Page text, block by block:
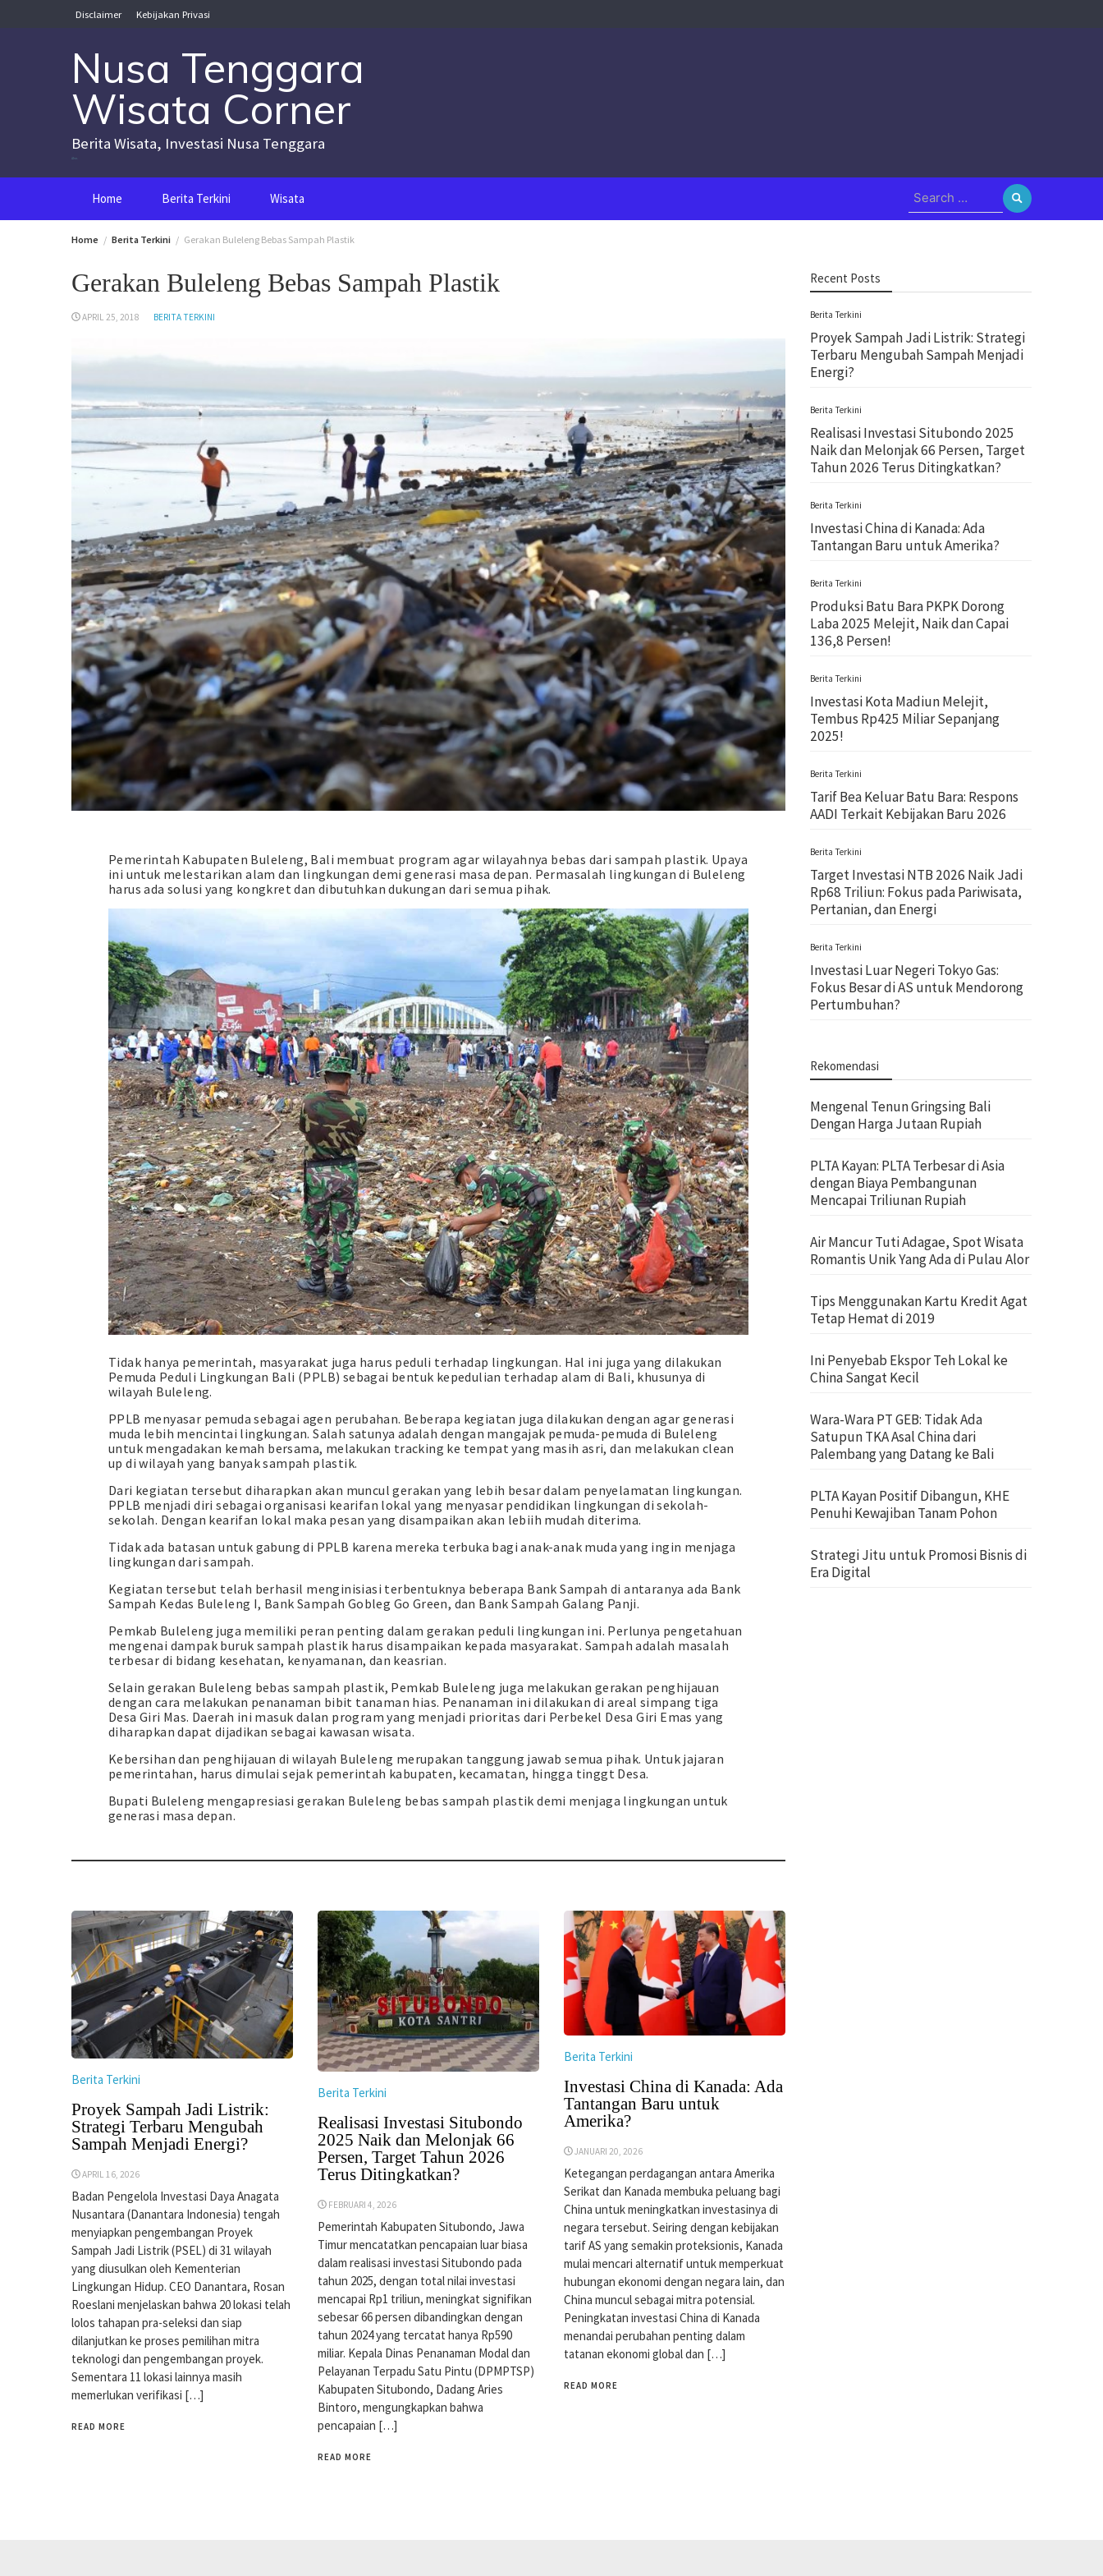
Disclaimer Kebijakan Privasi
Nusa Tenggara
Wisata Corner
Berita Wisata, Investasi Nusa Tenggara
Home Berita Terkini Wisata
Search
for:
Home Berita Terkini Gerakan Buleleng Bebas Sampah Plastik
Gerakan Buleleng Bebas Sampah Plastik
APRIL 25, 2018 BERITA TERKINI
Pemerintah Kabupaten Buleleng, Bali membuat program agar wilayahnya bebas dari sampah plastik. Upaya
ini untuk melestarikan alam dan lingkungan demi generasi masa depan. Permasalah lingkungan di Buleleng
harus ada solusi yang kongkret dan dibutuhkan dukungan dari semua pihak.
Tidak hanya pemerintah, masyarakat juga harus peduli terhadap lingkungan. Hal ini juga yang dilakukan
Pemuda Peduli Lingkungan Bali (PPLB) sebagai bentuk kepedulian terhadap alam di Bali, khusunya di
wilayah Buleleng.
PPLB menyasar pemuda sebagai agen perubahan. Beberapa kegiatan juga dilakukan dengan agar generasi
muda lebih mencintai lingkungan. Salah satunya adalah dengan mangajak pemuda-pemuda di Buleleng
untuk mengadakan kemah bersama, melakukan tracking ke tempat yang masih asri, dan melakukan clean
up di wilayah yang banyak sampah plastik.
Dari kegiatan tersebut diharapkan akan muncul gerakan yang lebih besar dalam penyelamatan lingkungan.
PPLB menjadi diri sebagai organisasi kearifan lokal yang menyasar pendidikan lingkungan di sekolah-
sekolah. Dengan kearifan lokal maka pesan yang disampaikan akan lebiih mudah diterima.
Tidak ada batasan untuk gabung di PPLB karena mereka terbuka bagi anak-anak muda yang ingin menjaga
lingkungan dari sampah.
Kegiatan tersebut telah berhasil menginisiasi terbentuknya beberapa Bank Sampah di antaranya ada Bank
Sampah Kedas Buleleng I, Bank Sampah Gobleg Go Green, dan Bank Sampah Galang Panji.
Pemkab Buleleng juga memiliki peran penting dalam gerakan peduli lingkungan ini. Perlunya pengetahuan
mengenai dampak buruk sampah plastik harus disampaikan kepada masyarakat. Sampah adalah masalah
terbesar di bidang kesehatan, kenyamanan, dan keasrian.
Selain gerakan Buleleng bebas sampah plastik, Pemkab Buleleng juga melakukan gerakan penghijauan
dengan cara melakukan penanaman bibit tanaman hias. Penanaman ini dilakukan di areal simpang tiga
Desa Giri Mas. Daerah ini masuk dalan program yang menjadi prioritas dari Perbekel Desa Giri Emas yang
diharapkan dapat dijadikan sebagai kawasan wisata.
Kebersihan dan penghijauan di wilayah Buleleng merupakan tanggung jawab semua pihak. Untuk jajaran
pemerintahan, harus dimulai sejak pemerintah kabupaten, kecamatan, hingga tinggt Desa.
Bupati Buleleng mengapresiasi gerakan Buleleng bebas sampah plastik demi menjaga lingkungan untuk
generasi masa depan.
Berita Terkini
Proyek Sampah Jadi Listrik:
Strategi Terbaru Mengubah
Sampah Menjadi Energi?
APRIL 16, 2026
Badan Pengelola Investasi Daya Anagata
Nusantara (Danantara Indonesia) tengah
menyiapkan pengembangan Proyek
Sampah Jadi Listrik (PSEL) di 31 wilayah
yang diusulkan oleh Kementerian
Lingkungan Hidup. CEO Danantara, Rosan
Roeslani menjelaskan bahwa 20 lokasi telah
lolos tahapan pra-seleksi dan siap
dilanjutkan ke proses pemilihan mitra
teknologi dan pengembangan proyek.
Sementara 11 lokasi lainnya masih
memerlukan verifikasi […]
READ MORE
Berita Terkini
Realisasi Investasi Situbondo
2025 Naik dan Melonjak 66
Persen, Target Tahun 2026
Terus Ditingkatkan?
FEBRUARI 4, 2026
Pemerintah Kabupaten Situbondo, Jawa
Timur mencatatkan pencapaian luar biasa
dalam realisasi investasi Situbondo pada
tahun 2025, dengan total nilai investasi
mencapai Rp1 triliun, meningkat signifikan
sebesar 66 persen dibandingkan dengan
tahun 2024 yang tercatat hanya Rp590
miliar. Kepala Dinas Penanaman Modal dan
Pelayanan Terpadu Satu Pintu (DPMPTSP)
Kabupaten Situbondo, Dadang Aries
Bintoro, mengungkapkan bahwa
pencapaian […]
READ MORE
Berita Terkini
Investasi China di Kanada: Ada
Tantangan Baru untuk
Amerika?
JANUARI 20, 2026
Ketegangan perdagangan antara Amerika
Serikat dan Kanada membuka peluang bagi
China untuk meningkatkan investasinya di
negara tersebut. Seiring dengan kebijakan
tarif AS yang semakin proteksionis, Kanada
mulai mencari alternatif untuk memperkuat
hubungan ekonomi dengan negara lain, dan
China muncul sebagai mitra potensial.
Peningkatan investasi China di Kanada
menandai perubahan penting dalam
tatanan ekonomi global dan […]
READ MORE
Recent Posts
Berita Terkini
Proyek Sampah Jadi Listrik: Strategi
Terbaru Mengubah Sampah Menjadi
Energi?
Berita Terkini
Realisasi Investasi Situbondo 2025
Naik dan Melonjak 66 Persen, Target
Tahun 2026 Terus Ditingkatkan?
Berita Terkini
Investasi China di Kanada: Ada
Tantangan Baru untuk Amerika?
Berita Terkini
Produksi Batu Bara PKPK Dorong
Laba 2025 Melejit, Naik dan Capai
136,8 Persen!
Berita Terkini
Investasi Kota Madiun Melejit,
Tembus Rp425 Miliar Sepanjang
2025!
Berita Terkini
Tarif Bea Keluar Batu Bara: Respons
AADI Terkait Kebijakan Baru 2026
Berita Terkini
Target Investasi NTB 2026 Naik Jadi
Rp68 Triliun: Fokus pada Pariwisata,
Pertanian, dan Energi
Berita Terkini
Investasi Luar Negeri Tokyo Gas:
Fokus Besar di AS untuk Mendorong
Pertumbuhan?
Rekomendasi
Mengenal Tenun Gringsing Bali
Dengan Harga Jutaan Rupiah
PLTA Kayan: PLTA Terbesar di Asia
dengan Biaya Pembangunan
Mencapai Triliunan Rupiah
Air Mancur Tuti Adagae, Spot Wisata
Romantis Unik Yang Ada di Pulau Alor
Tips Menggunakan Kartu Kredit Agat
Tetap Hemat di 2019
Ini Penyebab Ekspor Teh Lokal ke
China Sangat Kecil
Wara-Wara PT GEB: Tidak Ada
Satupun TKA Asal China dari
Palembang yang Datang ke Bali
PLTA Kayan Positif Dibangun, KHE
Penuhi Kewajiban Tanam Pohon
Strategi Jitu untuk Promosi Bisnis di
Era Digital